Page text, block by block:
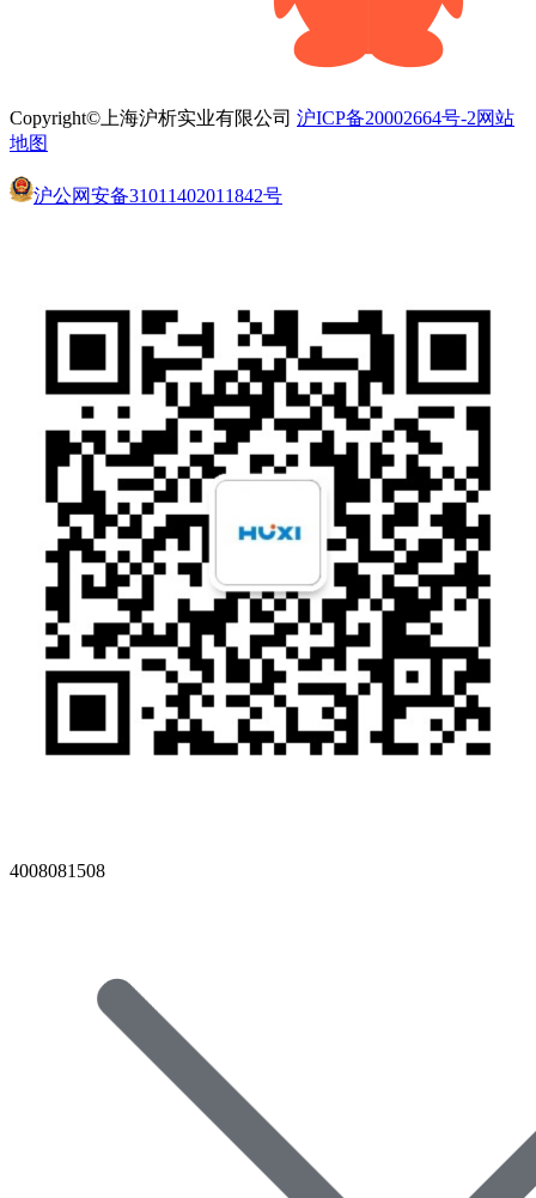
Copyright©上海沪析实业有限公司 沪ICP备20002664号-2网站
地图
沪公网安备31011402011842号
4008081508